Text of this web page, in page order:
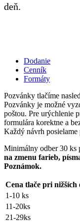
deň.
Dodanie
Cenník
Formáty
Pozvánky tlačíme
Pozvánky je možné
poštou. Pre urýchlenie
formulára korektne a
Každý návrh posielame
Minimálny odber 30 ks
na zmenu farieb,
Poznámok.
Cena tlače pri nižších
1-10 ks
11-20ks
21-29ks